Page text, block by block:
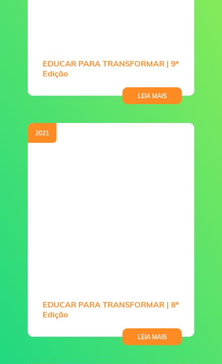
EDUCAR PARA TRANSFORMAR | 9ª
Edição
LEIA MAIS
2021
EDUCAR PARA TRANSFORMAR | 8ª
Edição
LEIA MAIS